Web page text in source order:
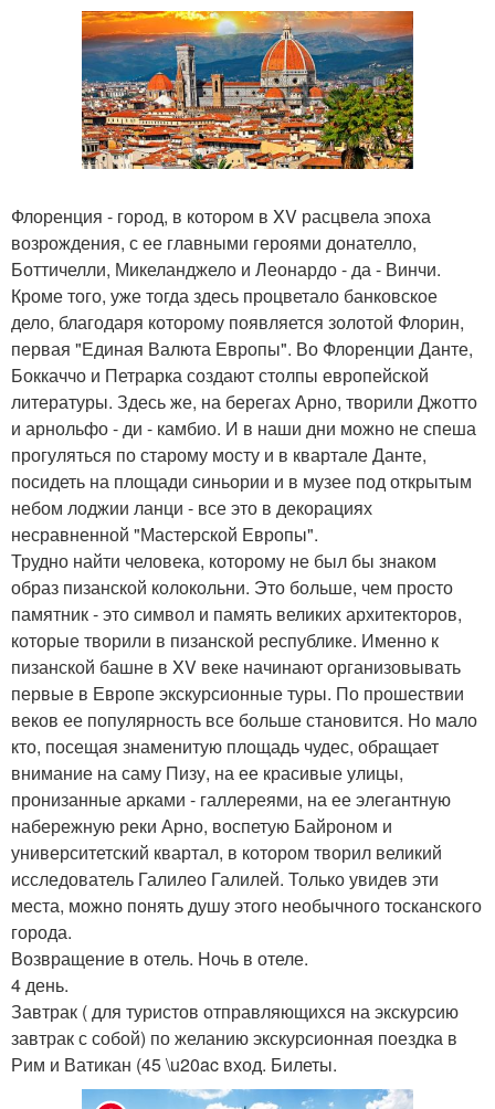
Флоренция - город, в котором в XV расцвела эпоха
возрождения, с ее главными героями донателло,
Боттичелли, Микеланджело и Леонардо - да - Винчи.
Кроме того, уже тогда здесь процветало банковское
дело, благодаря которому появляется золотой Флорин,
первая "Единая Валюта Европы". Во Флоренции Данте,
Боккаччо и Петрарка создают столпы европейской
литературы. Здесь же, на берегах Арно, творили Джотто
и арнольфо - ди - камбио. И в наши дни можно не спеша
прогуляться по старому мосту и в квартале Данте,
посидеть на площади синьории и в музее под открытым
небом лоджии ланци - все это в декорациях
несравненной "Мастерской Европы".
Трудно найти человека, которому не был бы знаком
образ пизанской колокольни. Это больше, чем просто
памятник - это символ и память великих архитекторов,
которые творили в пизанской республике. Именно к
пизанской башне в XV веке начинают организовывать
первые в Европе экскурсионные туры. По прошествии
веков ее популярность все больше становится. Но мало
кто, посещая знаменитую площадь чудес, обращает
внимание на саму Пизу, на ее красивые улицы,
пронизанные арками - галлереями, на ее элегантную
набережную реки Арно, воспетую Байроном и
университетский квартал, в котором творил великий
исследователь Галилео Галилей. Только увидев эти
места, можно понять душу этого необычного тосканского
города.
Возвращение в отель. Ночь в отеле.
4 день.
Завтрак ( для туристов отправляющихся на экскурсию
завтрак с собой) по желанию экскурсионная поездка в
Рим и Ватикан (45 \u20ac вход. Билеты.